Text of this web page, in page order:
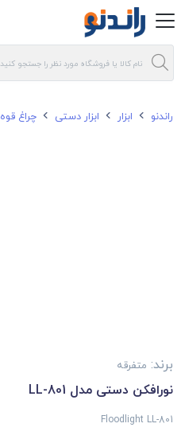
راندنو ابزار ابزار دستی چراغ قوه
برند: متفرقه
نورافکن دستی مدل LL-801
Floodlight LL-801